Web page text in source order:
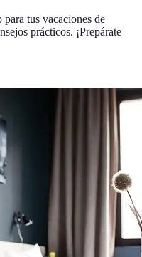
tus vacaciones de
prácticos. ¡Prepárate